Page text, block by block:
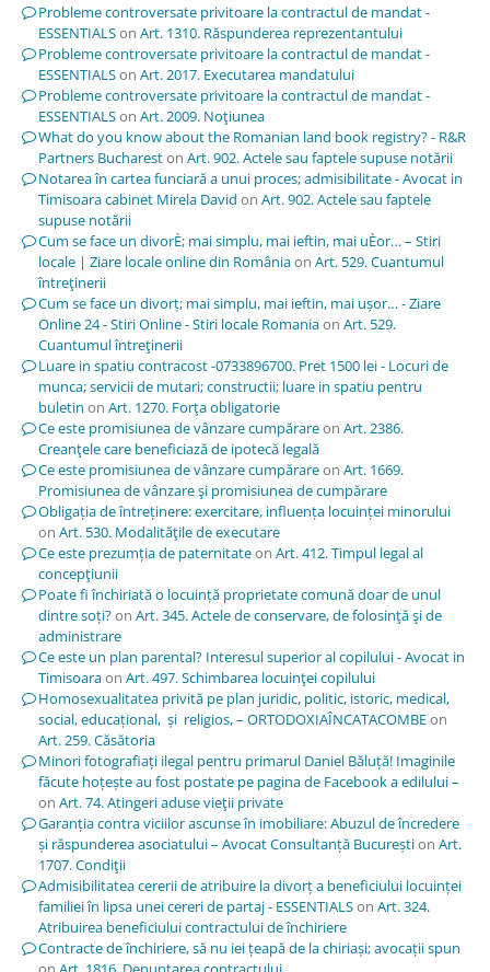
Probleme controversate privitoare la contractul de mandat -
ESSENTIALSon Art. 1310. Răspunderea reprezentantului
Probleme controversate privitoare la contractul de mandat -
ESSENTIALSon Art. 2017. Executarea mandatului
Probleme controversate privitoare la contractul de mandat -
ESSENTIALSon Art. 2009. Noţiunea
What do you know about the Romanian land book registry? - R&R
Partners Buchareston Art. 902. Actele sau faptele supuse notării
Notarea în cartea funciară a unui proces; admisibilitate - Avocat in
Timisoara cabinet Mirela David on Art. 902. Actele sau faptele
supuse notării
Cum se face un divorÈ; mai simplu, mai ieftin, mai uÈor… – Stiri
locale | Ziare locale online din Româniaon Art. 529. Cuantumul
întreţinerii
Cum se face un divorț; mai simplu, mai ieftin, mai ușor… - Ziare
Online 24 - Stiri Online - Stiri locale Romaniaon Art. 529.
Cuantumul întreţinerii
Luare in spatiu contracost -0733896700. Pret 1500 lei - Locuri de
munca; servicii de mutari; constructii; luare in spatiu pentru
buletin on Art. 1270. Forţa obligatorie
Ce este promisiunea de vânzare cumpărareon Art. 2386.
Creanţele care beneficiază de ipotecă legală
Ce este promisiunea de vânzare cumpărareon Art. 1669.
Promisiunea de vânzare şi promisiunea de cumpărare
Obligația de întreținere: exercitare, influența locuinței minorului
on Art. 530. Modalităţile de executare
Ce este prezumția de paternitateon Art. 412. Timpul legal al
concepţiunii
Poate fi închiriată o locuință proprietate comună doar de unul
dintre soți?on Art. 345. Actele de conservare, de folosinţă şi de
administrare
Ce este un plan parental? Interesul superior al copilului - Avocat in
Timisoaraon Art. 497. Schimbarea locuinţei copilului
Homosexualitatea privită pe plan juridic, politic, istoric, medical,
social, educațional, și religios, – ORTODOXIAÎNCATACOMBEon
Art. 259. Căsătoria
Minori fotografiați ilegal pentru primarul Daniel Băluță! Imaginile
făcute hoțește au fost postate pe pagina de Facebook a edilului –
on Art. 74. Atingeri aduse vieţii private
Garanția contra viciilor ascunse în imobiliare: Abuzul de încredere
și răspunderea asociatului – Avocat Consultanță Bucureștion Art.
1707. Condiţii
Admisibilitatea cererii de atribuire la divorț a beneficiului locuinței
familiei în lipsa unei cereri de partaj - ESSENTIALSon Art. 324.
Atribuirea beneficiului contractului de închiriere
Contracte de închiriere, să nu iei țeapă de la chiriași; avocații spun